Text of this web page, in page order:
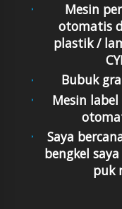
Mesin
otomatis
plastik /
Bubuk
Mesin
Saya
bengkel
puk